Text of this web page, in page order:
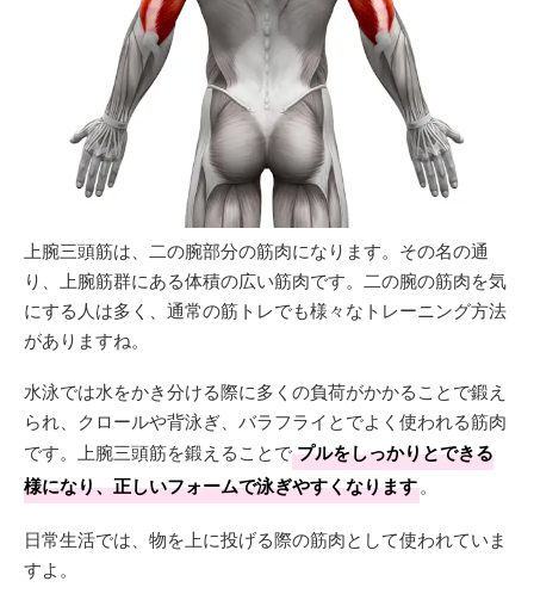
上腕三頭筋は、二の腕部分の筋肉になります。その名の通
り、上腕筋群にある体積の広い筋肉です。二の腕の筋肉を気
にする人は多く、通常の筋トレでも様々なトレーニング方法
がありますね。
水泳では水をかき分ける際に多くの負荷がかかることで鍛え
られ、クロールや背泳ぎ、バラフライとでよく使われる筋肉
です。上腕三頭筋を鍛えることでプルをしっかりとできる
様になり、正しいフォームで泳ぎやすくなります。
日常生活では、物を上に投げる際の筋肉として使われていま
すよ。